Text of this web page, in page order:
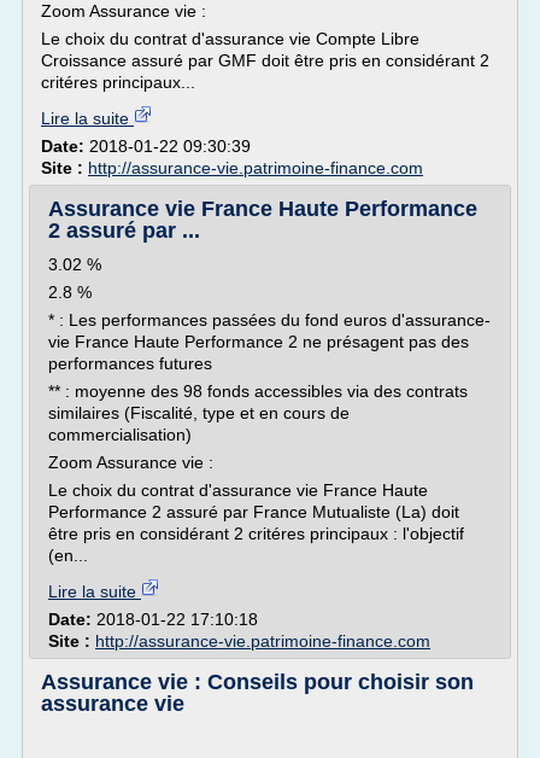
Zoom Assurance vie :
Le choix du contrat d'assurance vie Compte Libre
Croissance assuré par GMF doit être pris en considérant 2
critéres principaux...
Lire la suite
Date: 2018-01-22 09:30:39
Site : http://assurance-vie.patrimoine-finance.com
Assurance vie France Haute Performance
2 assuré par ...
3.02 %
2.8 %
* : Les performances passées du fond euros d'assurance-
vie France Haute Performance 2 ne présagent pas des
performances futures
** : moyenne des 98 fonds accessibles via des contrats
similaires (Fiscalité, type et en cours de
commercialisation)
Zoom Assurance vie :
Le choix du contrat d'assurance vie France Haute
Performance 2 assuré par France Mutualiste (La) doit
être pris en considérant 2 critéres principaux : l'objectif
(en...
Lire la suite
Date: 2018-01-22 17:10:18
Site : http://assurance-vie.patrimoine-finance.com
Assurance vie : Conseils pour choisir son
assurance vie